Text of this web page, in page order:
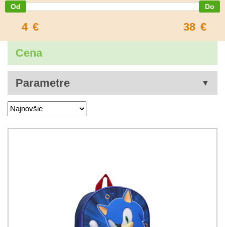
4 € 38 €
Cena
Parametre